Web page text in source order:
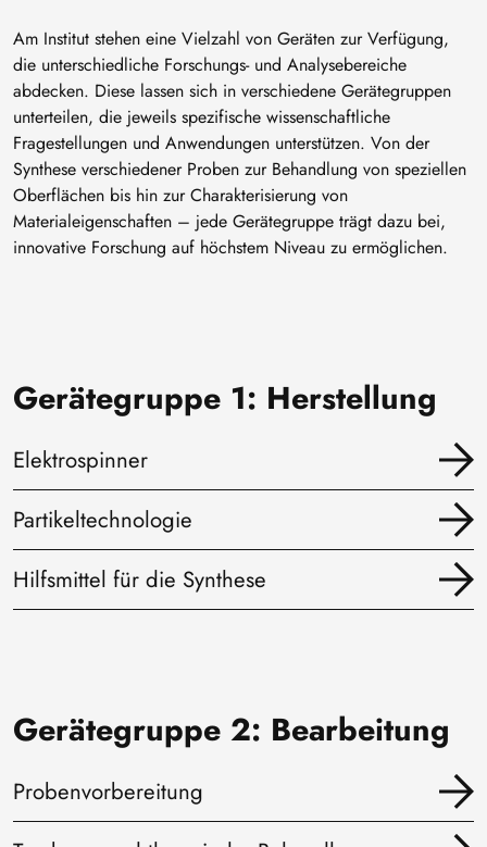
Am Institut stehen eine Vielzahl von Geräten zur Verfügung,
die unterschiedliche Forschungs- und Analysebereiche
abdecken. Diese lassen sich in verschiedene Gerätegruppen
unterteilen, die jeweils spezifische wissenschaftliche
Fragestellungen und Anwendungen unterstützen. Von der
Synthese verschiedener Proben zur Behandlung von speziellen
Oberflächen bis hin zur Charakterisierung von
Materialeigenschaften – jede Gerätegruppe trägt dazu bei,
innovative Forschung auf höchstem Niveau zu ermöglichen.
Gerätegruppe 1: Herstellung
Elektrospinner
Partikeltechnologie
Hilfsmittel für die Synthese
Gerätegruppe 2: Bearbeitung
Probenvorbereitung